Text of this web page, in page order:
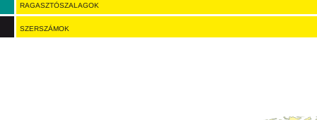
RAGASZTÓSZALAGOK
SZERSZÁMOK